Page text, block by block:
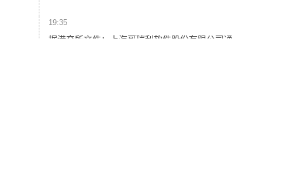
止上市；连续60个交易日每日场内资产净值均低于1000万元
19:35
据港交所文件：上海哥瑞利软件股份有限公司通